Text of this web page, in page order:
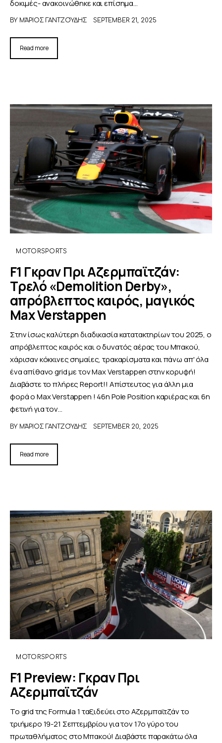
δοκιμές- ανακοινώθηκε και επίσημα…
BY ΜΆΡΙΟΣ ΓΑΝΤΖΟΎΔΗΣ SEPTEMBER 21, 2025
Read more
MOTORSPORTS
F1 Γκραν Πρι Αζερμπαϊτζάν:
Τρελό «Demolition Derby»,
απρόβλεπτος καιρός, μαγικός
Max Verstappen
Στην ίσως καλύτερη διαδικασία κατατακτηρίων του 2025, ο
απρόβλεπτος καιρός και ο δυνατός αέρας του Μπακού,
χάρισαν κόκκινες σημαίες, τρακαρίσματα και πάνω απ' όλα
ένα απίθανο grid με τον Max Verstappen στην κορυφή!
Διαβάστε το πλήρες Report!! Απίστευτος για άλλη μια
φορά ο Max Verstappen ! 46η Pole Position καριέρας και 6η
φετινή για τον…
BY ΜΆΡΙΟΣ ΓΑΝΤΖΟΎΔΗΣ SEPTEMBER 20, 2025
Read more
MOTORSPORTS
F1 Preview: Γκραν Πρι
Αζερμπαϊτζάν
Το grid της Formula 1 ταξιδεύει στο Αζερμπαϊτζάν το
τριήμερο 19-21 Σεπτεμβρίου για τον 17ο γύρο του
πρωταθλήματος στο Μπακού! Διαβάστε παρακάτω όλα